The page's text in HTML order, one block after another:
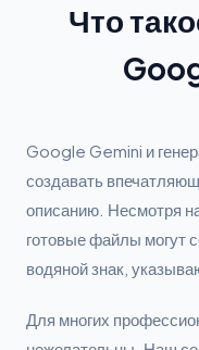
Что
Google Gemini и
создавать
описанию. Несмотря
готовые файлы могут
водяной знак,
Для многих